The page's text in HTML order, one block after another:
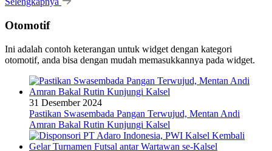
Otomotif
Ini adalah contoh keterangan untuk widget dengan kategori
otomotif, anda bisa dengan mudah memasukkannya pada widget.
31 Desember 2024
Pastikan Swasembada Pangan Terwujud, Mentan Andi
Amran Bakal Rutin Kunjungi Kalsel